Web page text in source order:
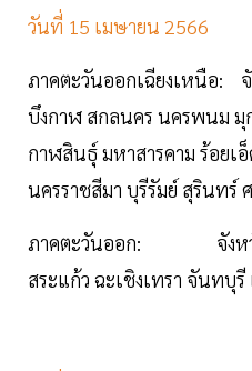
วันที่ 15 เมษายน 2566
ภาคตะวันออกเฉียงเหนือ:
บึงกาฬ สกลนคร นครพนม
กาฬสินธุ์ มหาสารคาม ร้อยเ
นครราชสีมา บุรีรัมย์ สุรินทร์
ภาคตะวันออก: จังหวัด
สระแก้ว ฉะเชิงเทรา จันทบุรี